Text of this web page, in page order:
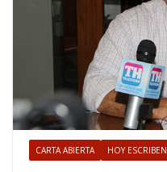
CARTA ABIERTA HOY ESCRIBEN